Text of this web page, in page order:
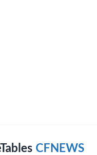
CFNEWS